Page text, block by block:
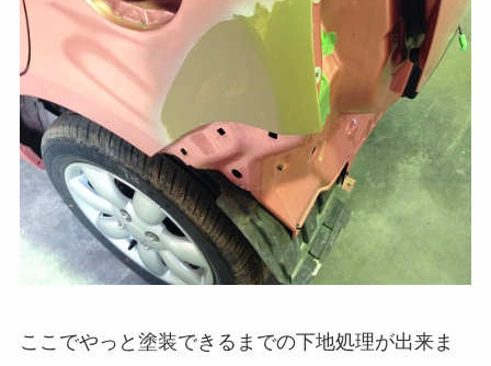
ここでやっと塗装できるまでの下地処理が出来ま